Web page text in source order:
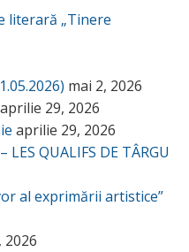
literară „Tinere
mai 2, 2026
aprilie 29, 2026
aprilie 29, 2026
LES QUALIFS DE TÂRGU
al exprimării artistice”
2026